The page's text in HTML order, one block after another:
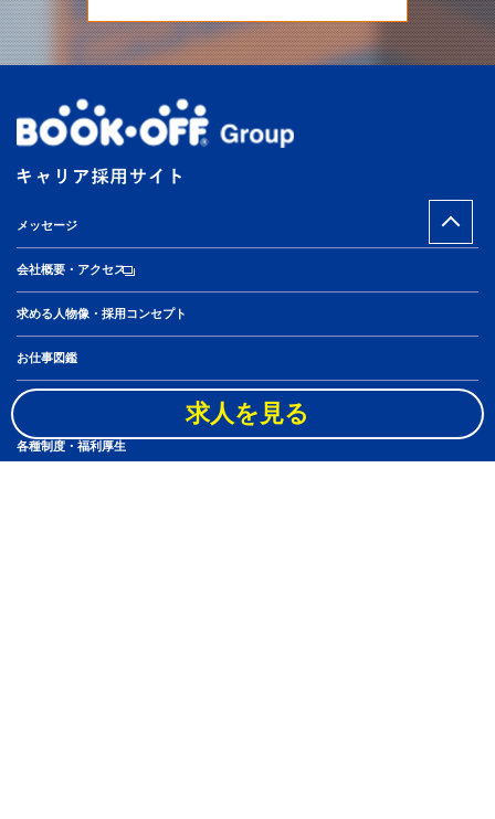
メッセージ
会社概要・アクセス
求める人物像・採用コンセプト
お仕事図鑑
社員10人のキャリアステップ
各種制度・福利厚生
求人を見る